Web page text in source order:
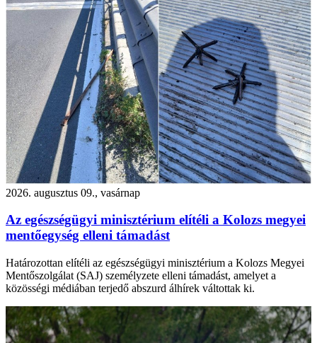
2026. augusztus 09., vasárnap
Az egészségügyi minisztérium elítéli a Kolozs megyei
mentőegység elleni támadást
Határozottan elítéli az egészségügyi minisztérium a Kolozs Megyei
Mentőszolgálat (SAJ) személyzete elleni támadást, amelyet a
közösségi médiában terjedő abszurd álhírek váltottak ki.